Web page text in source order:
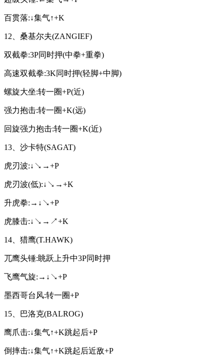
百贯落:↓集气↑+K
12、桑基尔夫(ZANGIEF)
双截拳:3P同时押(中拳+重拳)
高速双截拳:3K同时押(轻脚+中脚)
螺旋大坐:转一圈+P(近)
强力抱击:转一圈+K(远)
回旋强力抱击:转一圈+K(近)
13、沙卡特(SAGAT)
虎刃波:↓↘→+P
虎刃波(低):↓↘→+K
升虎拳:→↓↘+P
虎膝击:↓↘→↗+K
14、猎鹰(T.HAWK)
兀鹰头锤:眺跃上升中3P同时押
飞鹰气旋:→↓↘+P
墨西哥台风:转一圈+P
15、巴洛克(BALROG)
鹰爪击:↓集气↑+K跳起后+P
倒摔击:↓集气↑+K跳起后近敌+P